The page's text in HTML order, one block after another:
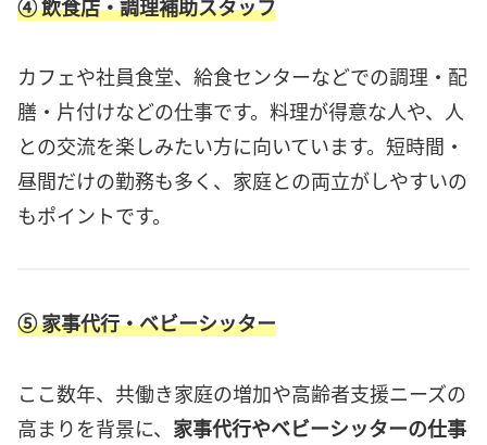
④ 飲食店・調理補助スタッフ
カフェや社員食堂、給食センターなどでの調理・配
膳・片付けなどの仕事です。料理が得意な人や、人
との交流を楽しみたい方に向いています。短時間・
昼間だけの勤務も多く、家庭との両立がしやすいの
もポイントです。
⑤ 家事代行・ベビーシッター
ここ数年、共働き家庭の増加や高齢者支援ニーズの
高まりを背景に、 家事代行やベビーシッターの仕事